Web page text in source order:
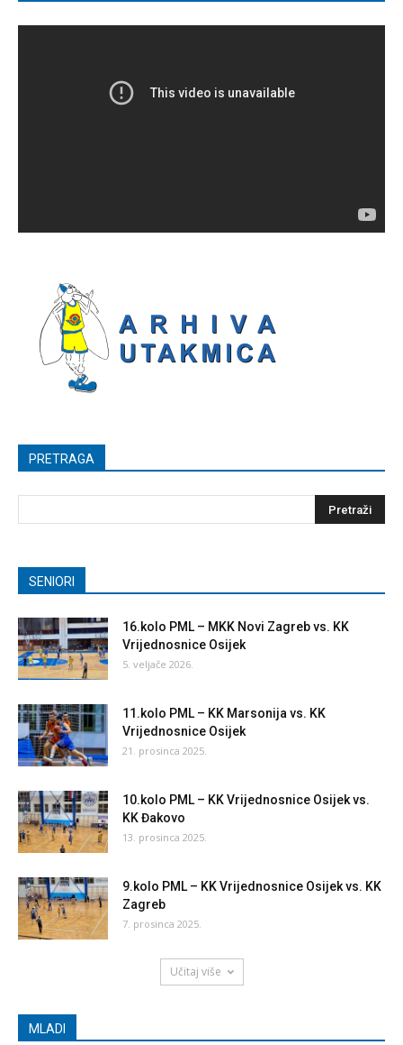
PRETRAGA
SENIORI
16.kolo PML – MKK Novi Zagreb vs. KK
Vrijednosnice Osijek
5. veljače 2026.
11.kolo PML – KK Marsonija vs. KK
Vrijednosnice Osijek
21. prosinca 2025.
10.kolo PML – KK Vrijednosnice Osijek vs.
KK Đakovo
13. prosinca 2025.
9.kolo PML – KK Vrijednosnice Osijek vs. KK
Zagreb
7. prosinca 2025.
Učitaj više
MLADI